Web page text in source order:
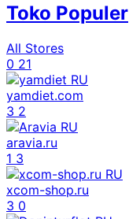
Toko Populer
All Stores
0 21
yamdiet.com
3 2
aravia.ru
1 3
xcom-shop.ru
3 0